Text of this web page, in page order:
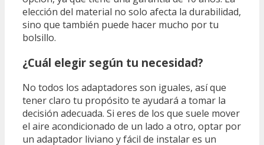
elección del material no solo afecta la durabilidad,
sino que también puede hacer mucho por tu
bolsillo.
¿Cuál elegir según tu necesidad?
No todos los adaptadores son iguales, así que
tener claro tu propósito te ayudará a tomar la
decisión adecuada. Si eres de los que suele mover
el aire acondicionado de un lado a otro, optar por
un adaptador liviano y fácil de instalar es un